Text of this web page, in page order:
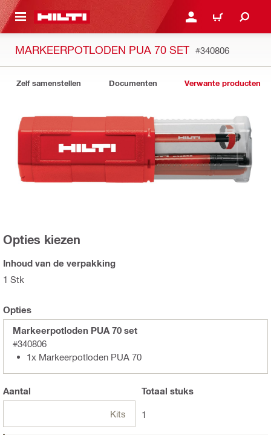
HOOFDINHOUD LOG IN OF REGISTREER
WINKELWAGEN
MARKEERPOTLODEN PUA 70 SET #340806
Zelf samenstellen Documenten Verwante producten
Opties kiezen
Inhoud van de verpakking
1 Stk
Opties
Markeerpotloden PUA 70 set
#340806
1x Markeerpotloden PUA 70
Aantal
Kits
Totaal stuks
1